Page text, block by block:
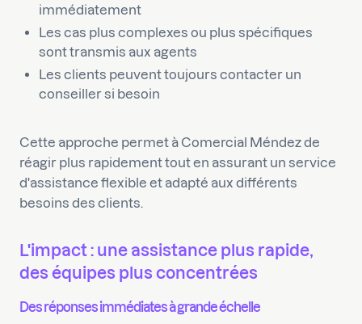
immédiatement
Les cas plus complexes ou plus spécifiques
sont transmis aux agents
Les clients peuvent toujours contacter un
conseiller si besoin
Cette approche permet à Comercial Méndez de
réagir plus rapidement tout en assurant un service
d'assistance flexible et adapté aux différents
besoins des clients.
L'impact : une assistance plus rapide,
des équipes plus concentrées
Des réponses immédiates à grande échelle